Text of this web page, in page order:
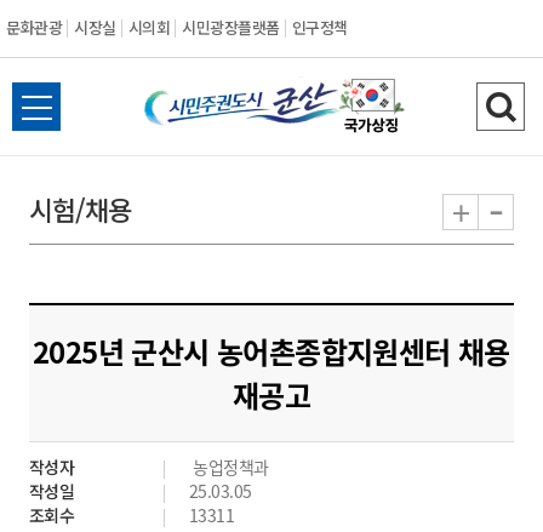
문화관광 시장실 시의회 시민광장플랫폼 인구정책
시
민
도
시
군
산
전
체
뉴
열
검
색
기
시험/채용 + -
2025년 군산시 농어촌종합지원센터 채용
재공고
작성자
농업정책과
작성일
25.03.05
조회수
13311